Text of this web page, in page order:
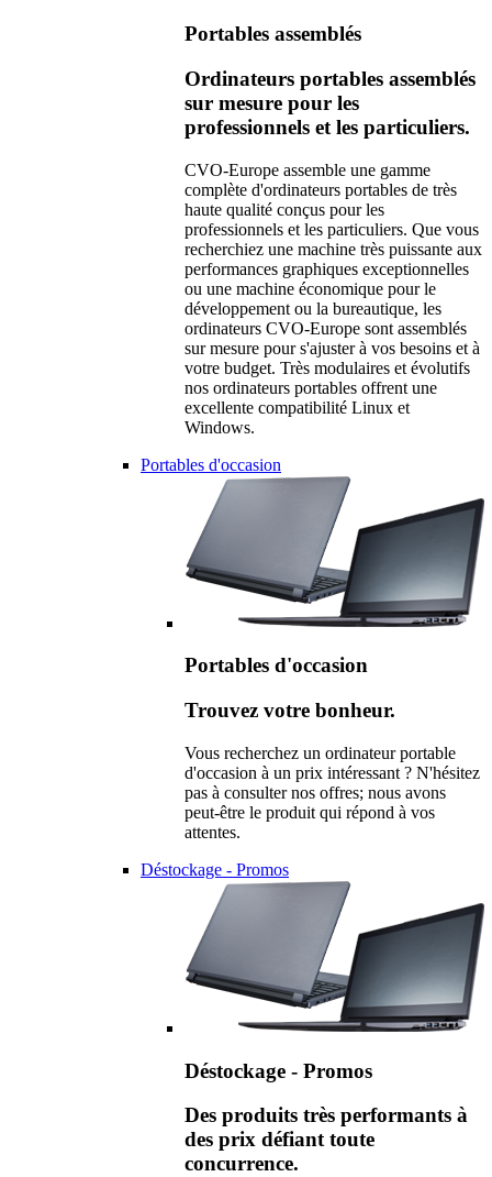
Portables assemblés
Ordinateurs portables assemblés
sur mesure pour les
professionnels et les particuliers.
CVO-Europe assemble une gamme
complète d'ordinateurs portables de très
haute qualité conçus pour les
professionnels et les particuliers. Que vous
recherchiez une machine très puissante aux
performances graphiques exceptionnelles
ou une machine économique pour le
développement ou la bureautique, les
ordinateurs CVO-Europe sont assemblés
sur mesure pour s'ajuster à vos besoins et à
votre budget. Très modulaires et évolutifs
nos ordinateurs portables offrent une
excellente compatibilité Linux et
Windows.
Portables d'occasion
Portables d'occasion
Trouvez votre bonheur.
Vous recherchez un ordinateur portable
d'occasion à un prix intéressant ? N'hésitez
pas à consulter nos offres; nous avons
peut-être le produit qui répond à vos
attentes.
Déstockage - Promos
Déstockage - Promos
Des produits très performants à
des prix défiant toute
concurrence.